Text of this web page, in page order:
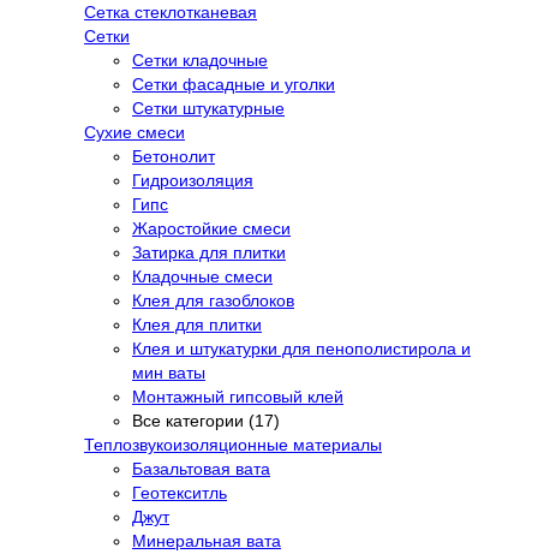
Сетка стеклотканевая
Сетки
Сетки кладочные
Сетки фасадные и уголки
Сетки штукатурные
Сухие смеси
Бетонолит
Гидроизоляция
Гипс
Жаростойкие смеси
Затирка для плитки
Кладочные смеси
Клея для газоблоков
Клея для плитки
Клея и штукатурки для пенополистирола и
мин ваты
Монтажный гипсовый клей
Все категории (17)
Теплозвукоизоляционные материалы
Базальтовая вата
Геотекситль
Джут
Минеральная вата